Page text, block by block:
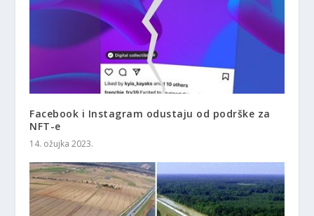
Facebook i Instagram odustaju od podrške za
NFT-e
14. ožujka 2023.